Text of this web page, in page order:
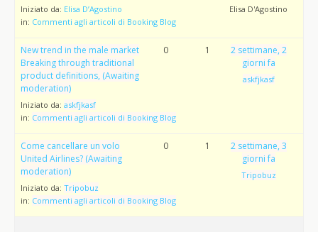
Iniziato da: Elisa D’Agostino
in: Commenti agli articoli di Booking Blog
Elisa D'Agostino
New trend in the male market
Breaking through traditional
product definitions, (Awaiting
moderation)
Iniziato da: askfjkasf
in: Commenti agli articoli di Booking Blog
0 1
2 settimane, 2
giorni fa
askfjkasf
Come cancellare un volo
United Airlines? (Awaiting
moderation)
Iniziato da: Tripobuz
in: Commenti agli articoli di Booking Blog
0 1
2 settimane, 3
giorni fa
Tripobuz